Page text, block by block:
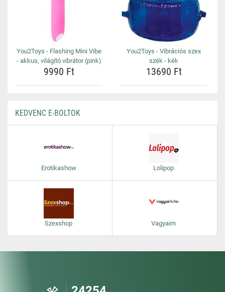
You2Toys - Flashing Mini Vibe
- akkus, világító vibrátor (pink)
9990 Ft
You2Toys - Vibrációs szex
szék - kék
13690 Ft
KEDVENC E-BOLTOK
Erotikashow Lolipop
Szexshop Vagyaim